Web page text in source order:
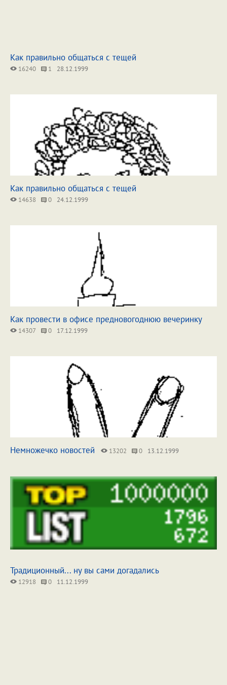
Как правильно общаться с тещей
16240 1 28.12.1999
Как правильно общаться с тещей
14638 0 24.12.1999
Как провести в офисе предновогоднюю вечеринку
14307 0 17.12.1999
Немножечко новостей 13202 0 13.12.1999
Традиционный... ну вы сами догадались
12918 0 11.12.1999